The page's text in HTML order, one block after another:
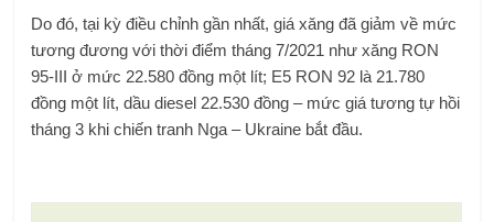
Do đó, tại kỳ điều chỉnh gần nhất, giá xăng đã giảm về mức
tương đương với thời điểm tháng 7/2021 như xăng RON
95-III ở mức 22.580 đồng một lít; E5 RON 92 là 21.780
đồng một lít, dầu diesel 22.530 đồng – mức giá tương tự hồi
tháng 3 khi chiến tranh Nga – Ukraine bắt đầu.